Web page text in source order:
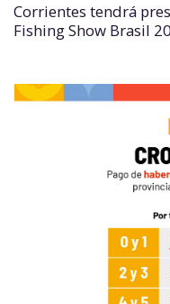
Corrientes tendrá
Fishing Show Brasil